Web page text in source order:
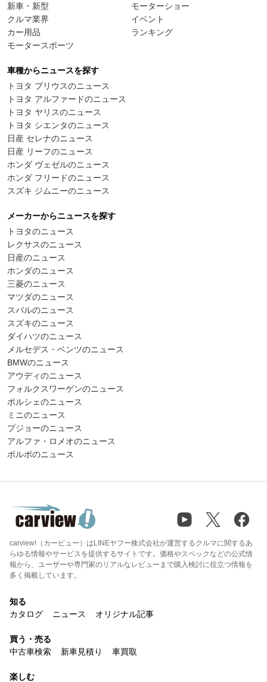
新車・新型
クルマ業界
カー用品
モータースポーツ
モーターショー
イベント
ランキング
車種からニュースを探す
トヨタ プリウスのニュース
トヨタ アルファードのニュース
トヨタ ヤリスのニュース
トヨタ シエンタのニュース
日産 セレナのニュース
日産 リーフのニュース
ホンダ ヴェゼルのニュース
ホンダ フリードのニュース
スズキ ジムニーのニュース
メーカーからニュースを探す
トヨタのニュース
レクサスのニュース
日産のニュース
ホンダのニュース
三菱のニュース
マツダのニュース
スバルのニュース
スズキのニュース
ダイハツのニュース
メルセデス・ベンツのニュース
BMWのニュース
アウディのニュース
フォルクスワーゲンのニュース
ポルシェのニュース
ミニのニュース
プジョーのニュース
アルファ・ロメオのニュース
ボルボのニュース
carview!（カービュー）はLINEヤフー株式会社が運営するクルマに関するあ
らゆる情報やサービスを提供するサイトです。価格やスペックなどの公式情
報から、ユーザーや専門家のリアルなレビューまで購入検討に役立つ情報を
多く掲載しています。
知る
カタログ
ニュース オリジナル記事
買う・売る
中古車検索
新車見積り 車買取
楽しむ